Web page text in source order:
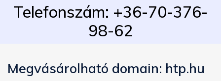
Telefonszám: +36-70-376-
98-62
Megvásárolható domain: htp.hu